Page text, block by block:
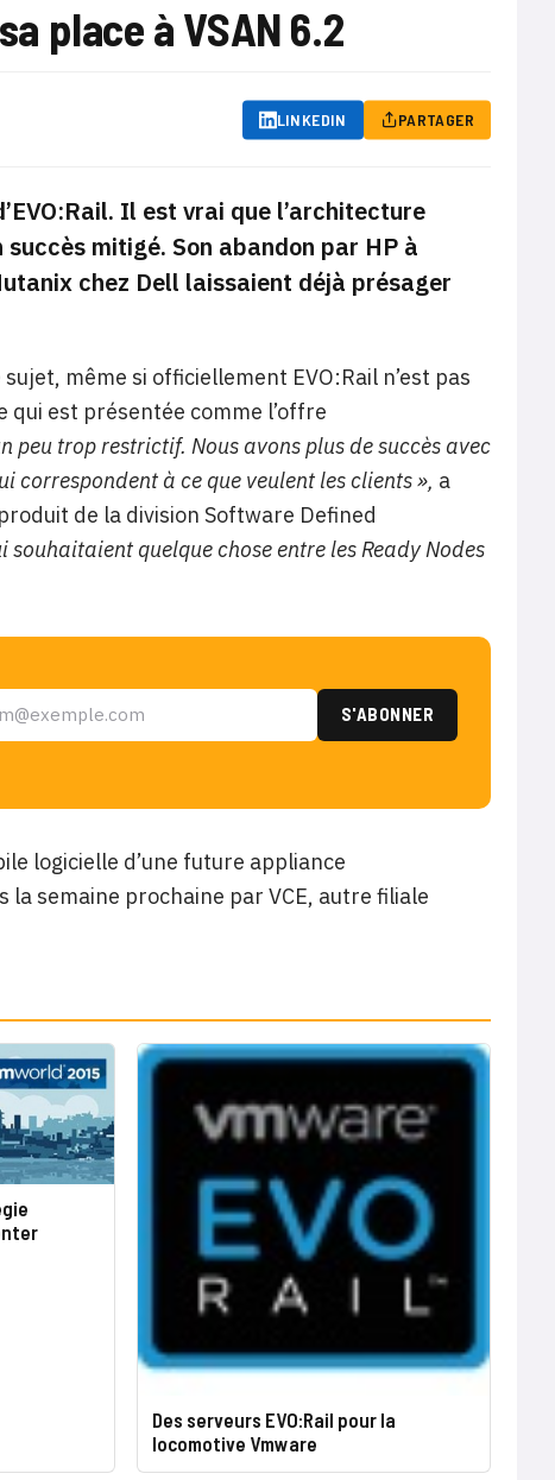
place à VSAN 6.2
LINKEDIN PARTAGER
Il est vrai que l’architecture
succès mitigé. Son abandon par HP à
chez Dell laissaient déjà présager
même si officiellement EVO:Rail n’est pas
qui est présentée comme l’offre
peu trop restrictif. Nous avons plus de succès avec
correspondent à ce que veulent les clients », a
de la division Software Defined
quelque chose entre les Ready Nodes
logicielle d’une future appliance
semaine prochaine par VCE, autre filiale
Des serveurs EVO:Rail pour la
locomotive Vmware